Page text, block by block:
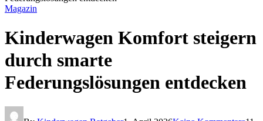
Magazin
Kinderwagen Komfort steigern
durch smarte
Federungslösungen entdecken